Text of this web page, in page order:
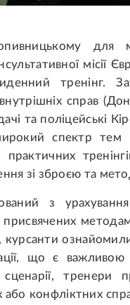
для
місії
тренінг.
справ
та поліцейські
спектр тем
зі зброєю та
з
присвячених
курсанти
що є важливою
сценарії, тренери
або конфліктних